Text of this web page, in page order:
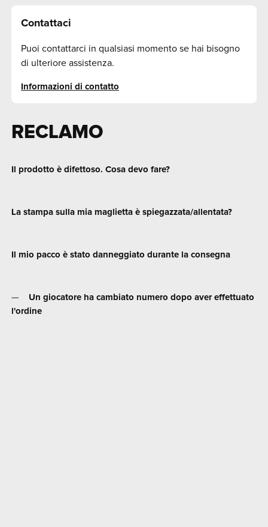
Contattaci
Puoi contattarci in qualsiasi momento se hai bisogno
di ulteriore assistenza.
Informazioni di contatto
RECLAMO
Il prodotto è difettoso. Cosa devo fare?
La stampa sulla mia maglietta è spiegazzata/allentata?
Il mio pacco è stato danneggiato durante la consegna
Un giocatore ha cambiato numero dopo aver effettuato
l'ordine